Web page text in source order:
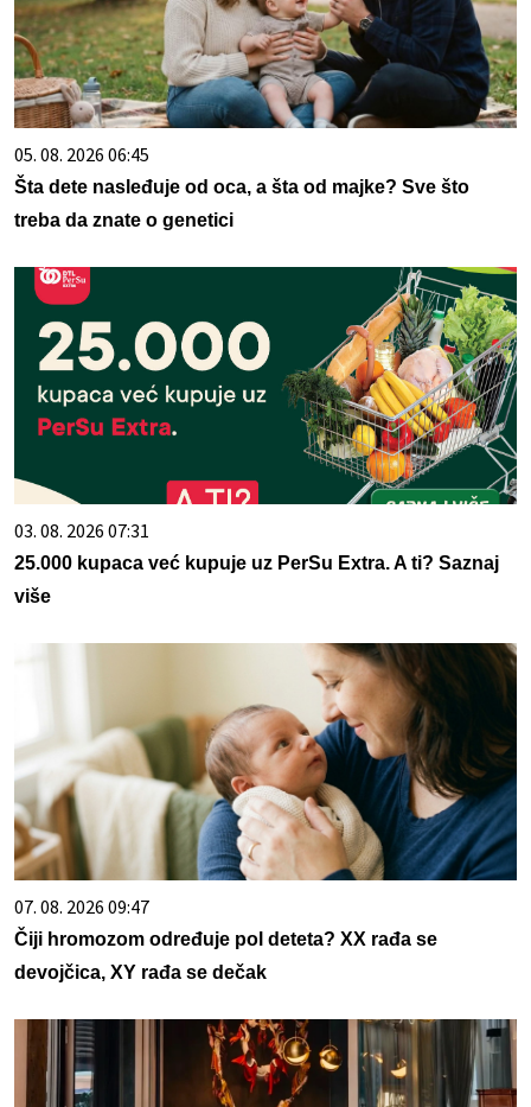
05. 08. 2026 06:45
Šta dete nasleđuje od oca, a šta od majke? Sve što
treba da znate o genetici
03. 08. 2026 07:31
25.000 kupaca već kupuje uz PerSu Extra. A ti? Saznaj
više
07. 08. 2026 09:47
Čiji hromozom određuje pol deteta? XX rađa se
devojčica, XY rađa se dečak